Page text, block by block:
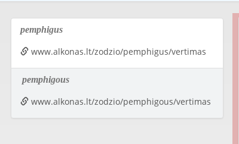
pemphigus
www.alkonas.lt/zodzio/pemphigus/vertimas
pemphigous
www.alkonas.lt/zodzio/pemphigous/vertimas